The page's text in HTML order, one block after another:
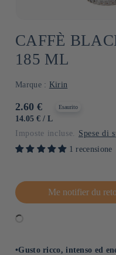
CAFFÈ
185 ML
Marque : Kirin
Prezzo
di
2.60 €
PREZZO
14.05 € / PER
L
Esaurito
Imposte incluse. Spese di
1 recensione
Me notifier du
•Gusto ricco, intenso ed